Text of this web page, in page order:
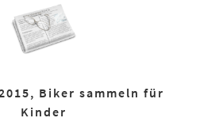
Biker sammeln für
Kinder